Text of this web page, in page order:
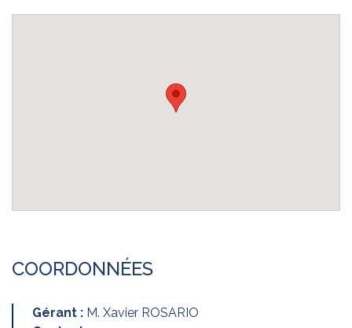
COORDONNÉES
Gérant : M. Xavier ROSARIO